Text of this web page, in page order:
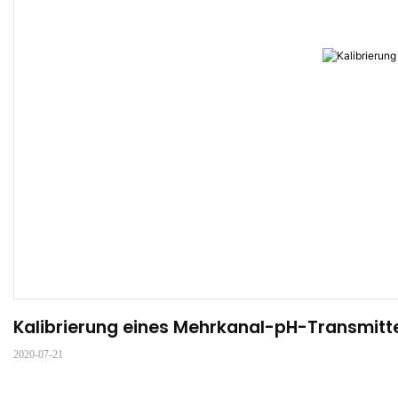
Kalibrierung eines Mehrkanal-pH-
2020-07-21